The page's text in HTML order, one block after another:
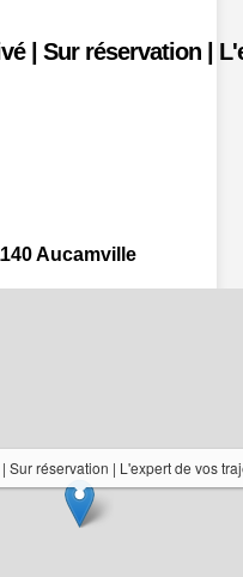
| Sur réservation |
Aucamville
Sur réservation | L'expert de vos